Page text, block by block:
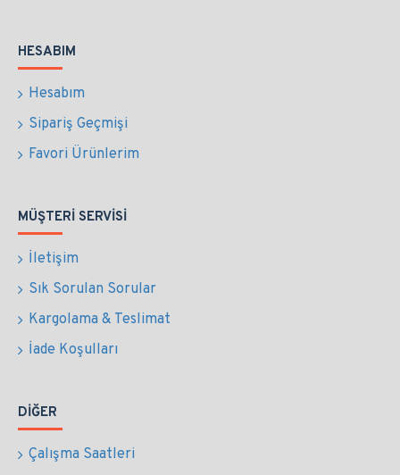
HESABIM
Hesabım
Sipariş Geçmişi
Favori Ürünlerim
MÜŞTERI SERVISI
İletişim
Sık Sorulan Sorular
Kargolama & Teslimat
İade Koşulları
DIĞER
Çalışma Saatleri